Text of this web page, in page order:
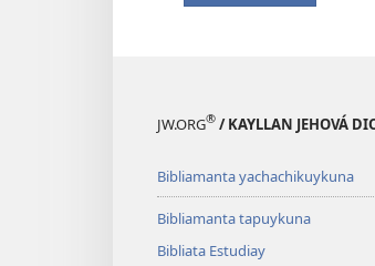
JW.ORG® / KAYLLAN JEHOVÁ
Bibliamanta yachachikuykuna
Bibliamanta tapuykuna
Bibliata Estudiay